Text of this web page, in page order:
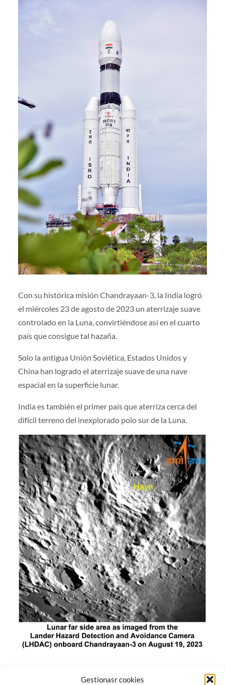
Gestionasr cookies
Con su histórica misión Chandrayaan-3, la India logró
el miércoles 23 de agosto de 2023 un aterrizaje suave
controlado en la Luna, convirtiéndose así en el cuarto
país que consigue tal hazaña.
Solo la antigua Unión Soviética, Estados Unidos y
China han logrado el aterrizaje suave de una nave
espacial en la superficie lunar.
India es también el primer país que aterriza cerca del
difícil terreno del inexplorado polo sur de la Luna.